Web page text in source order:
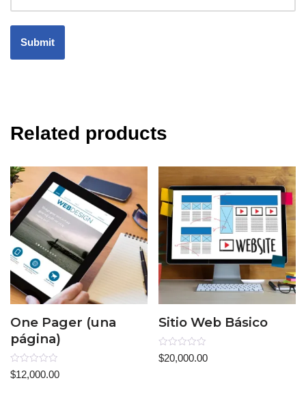
Related products
One Pager (una
página)
Rated
0
$12,000.00
Sitio Web Básico
Rated
0
$20,000.00